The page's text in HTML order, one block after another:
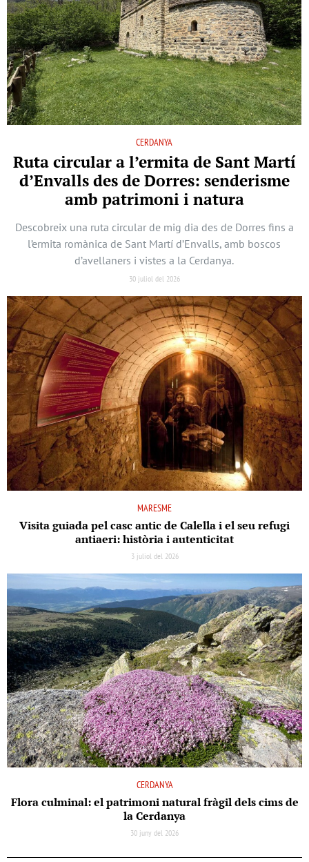
CERDANYA
Ruta circular a l’ermita de Sant Martí
d’Envalls des de Dorres: senderisme
amb patrimoni i natura
Descobreix una ruta circular de mig dia des de Dorres fins a
l’ermita romànica de Sant Martí d’Envalls, amb boscos
d’avellaners i vistes a la Cerdanya.
30 juliol del 2026
MARESME
Visita guiada pel casc antic de Calella i el seu refugi
antiaeri: història i autenticitat
3 juliol del 2026
CERDANYA
Flora culminal: el patrimoni natural fràgil dels cims de
la Cerdanya
30 juny del 2026